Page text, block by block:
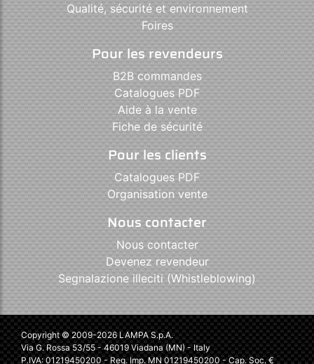
Qualité, sécurité et environnement
Foires
Pour les revendeurs
B2B commandes
Catalogues PDF
Aide à la vente
Fiche de sécurité
Pour les clients
Catalogues PDF
Organisation vente
Nous contacter
Nous contacter
Devenez revendeur
Segnalazione illeciti (Whistleblowing)
Copyright © 2009-2026 LAMPA S.p.A.
Via G. Rossa 53/55 - 46019 Viadana (MN) - Italy
P.IVA: 01219450200 - Reg. Imp. MN 01219450200 - Cap. Soc. €